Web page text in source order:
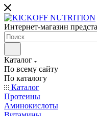
Интернет-магазин
Каталог
По всему сайту
По каталогу
Каталог
Протеины
Аминокислоты